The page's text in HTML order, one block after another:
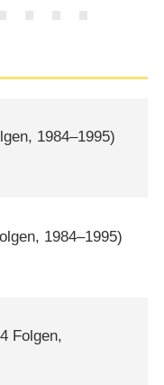
1984⁠–⁠1995)
1984⁠–⁠1995)
Folgen,